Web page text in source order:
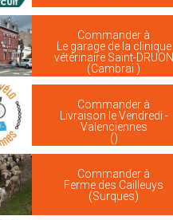
Commander à
Le garage de la clinique
vétérinaire Saint-DRUON
(Cambrai )
Commander à
Livraison le Vendredi -
Valenciennes
()
Commander à
Ferme des Cailleuys
(Surques)